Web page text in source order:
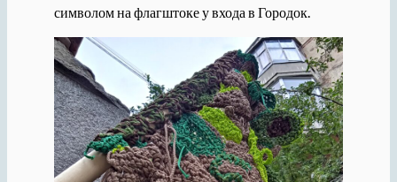
символом на флагштоке у входа в Городок.